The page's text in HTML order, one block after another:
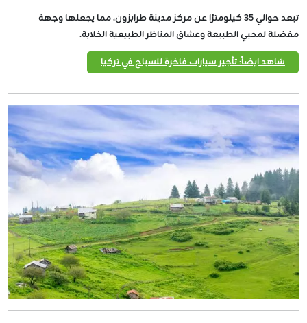
تبعد حوالي 35 كيلومترًا عن مركز مدينة طرابزون، مما يجعلها وجهة
مفضلة لمحبي الطبيعة وعشاق المناظر الطبيعية الخلابة.
شاهد ايضاً: تأجير سيارات فاخرة للسياح في تركيا